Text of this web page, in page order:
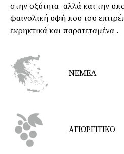
στην οξύτητα αλλά και την
φαινολική υφή που του
εκρηκτικά και παρατεταμένα .
ΝΕΜΕΑ
ΑΓΙΩΡΓΙΤΙΚΟ